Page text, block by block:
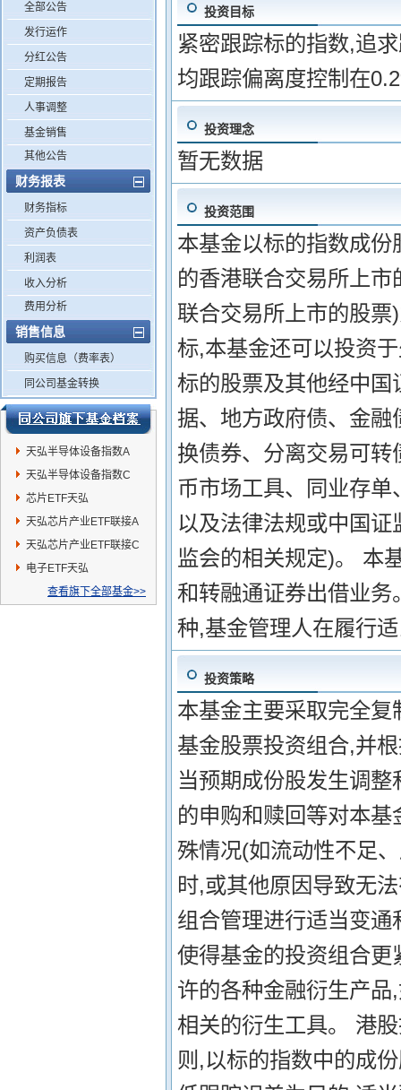
全部公告
发行运作
分红公告
定期报告
人事调整
基金销售
其他公告
财务报表
财务指标
资产负债表
利润表
收入分析
费用分析
销售信息
购买信息（费率表）
同公司基金转换
天弘半导体设备指数A
天弘半导体设备指数C
芯片ETF天弘
天弘芯片产业ETF联接A
天弘芯片产业ETF联接C
电子ETF天弘
查看旗下全部基金>>
投资目标
紧密跟踪标的指数,追
均跟踪偏离度控制在
投资理念
暂无数据
投资范围
本基金以标的指数成
的香港联合交易所上
联合交易所上市的股
标,本基金还可以投资
标的股票及其他经中
据、地方政府债、金
换债券、分离交易可
币市场工具、同业存
以及法律法规或中国
监会的相关规定)。 本
和转融通证券出借业
种,基金管理人在履行
投资策略
本基金主要采取完全
基金股票投资组合,并
当预期成份股发生调
的申购和赎回等对本
殊情况(如流动性不足
时,或其他原因导致无
组合管理进行适当变
使得基金的投资组合
许的各种金融衍生产
相关的衍生工具。 港
则,以标的指数中的成